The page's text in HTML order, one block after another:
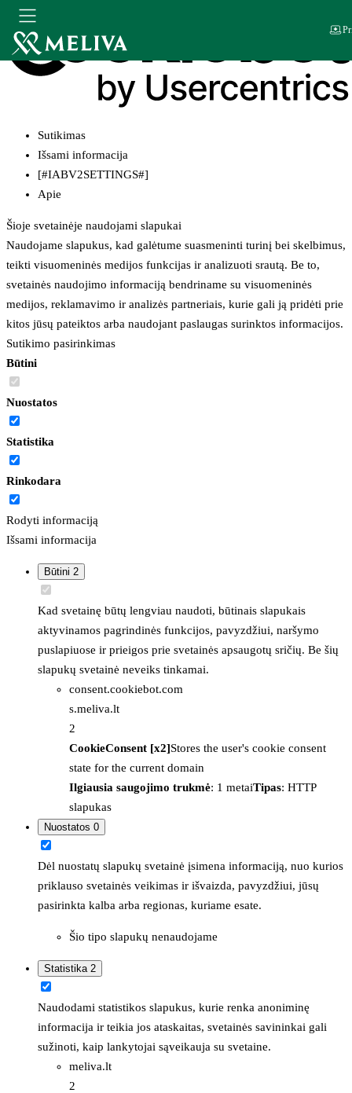
Sutikimas
Išsami informacija
[#IABV2SETTINGS#]
Apie
Šioje svetainėje naudojami slapukai
Naudojame slapukus, kad galėtume suasmeninti turinį bei skelbimus,
teikti visuomeninės medijos funkcijas ir analizuoti srautą. Be to,
svetainės naudojimo informaciją bendriname su visuomeninės
medijos, reklamavimo ir analizės partneriais, kurie gali ją pridėti prie
kitos jūsų pateiktos arba naudojant paslaugas surinktos informacijos.
Sutikimo pasirinkimas
Būtini
Nuostatos
Statistika
Rinkodara
Rodyti informaciją
Išsami informacija
Būtini 2
Kad svetainę būtų lengviau naudoti, būtinais slapukais
aktyvinamos pagrindinės funkcijos, pavyzdžiui, naršymo
puslapiuose ir prieigos prie svetainės apsaugotų sričių. Be šių
slapukų svetainė neveiks tinkamai.
consent.cookiebot.com
s.meliva.lt
2
CookieConsent [x2]Stores the user's cookie consent
state for the current domain
Ilgiausia saugojimo trukmė: 1 metaiTipas: HTTP
slapukas
Nuostatos 0
Dėl nuostatų slapukų svetainė įsimena informaciją, nuo kurios
priklauso svetainės veikimas ir išvaizda, pavyzdžiui, jūsų
pasirinkta kalba arba regionas, kuriame esate.
Šio tipo slapukų nenaudojame
Statistika 2
Naudodami statistikos slapukus, kurie renka anoniminę
informacija ir teikia jos ataskaitas, svetainės savininkai gali
sužinoti, kaip lankytojai sąveikauja su svetaine.
meliva.lt
2